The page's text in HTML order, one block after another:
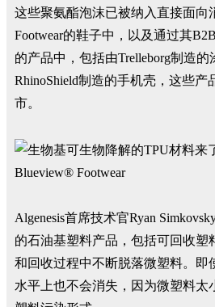
这些聚氨酯泡沫已被纳入直接面向
Footwear的鞋子中，以及通过其
的产品中，包括由Trelleborg制造的
RhinoShield制造的手机壳，这些产
市。
Blueview® Footwear
Algenesis首席技术官Ryan
的石油基塑料产品，包括可回收塑
和回收过程中不断脱落微塑料。即
水平上也不会消失，因为微塑料太